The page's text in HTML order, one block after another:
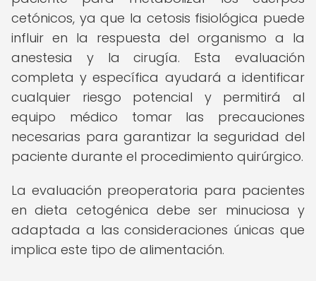
cetónicos, ya que la cetosis fisiológica puede
influir en la respuesta del organismo a la
anestesia y la cirugía. Esta evaluación
completa y específica ayudará a identificar
cualquier riesgo potencial y permitirá al
equipo médico tomar las precauciones
necesarias para garantizar la seguridad del
paciente durante el procedimiento quirúrgico.
La evaluación preoperatoria para pacientes
en dieta cetogénica debe ser minuciosa y
adaptada a las consideraciones únicas que
implica este tipo de alimentación.